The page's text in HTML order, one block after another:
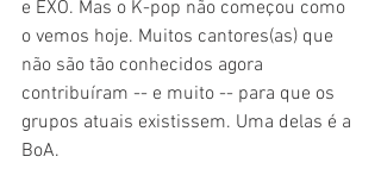
e EXO. Mas o K-pop não começou como
o vemos hoje. Muitos cantores(as) que
não são tão conhecidos agora
contribuíram -- e muito -- para que os
grupos atuais existissem. Uma delas é a
BoA.